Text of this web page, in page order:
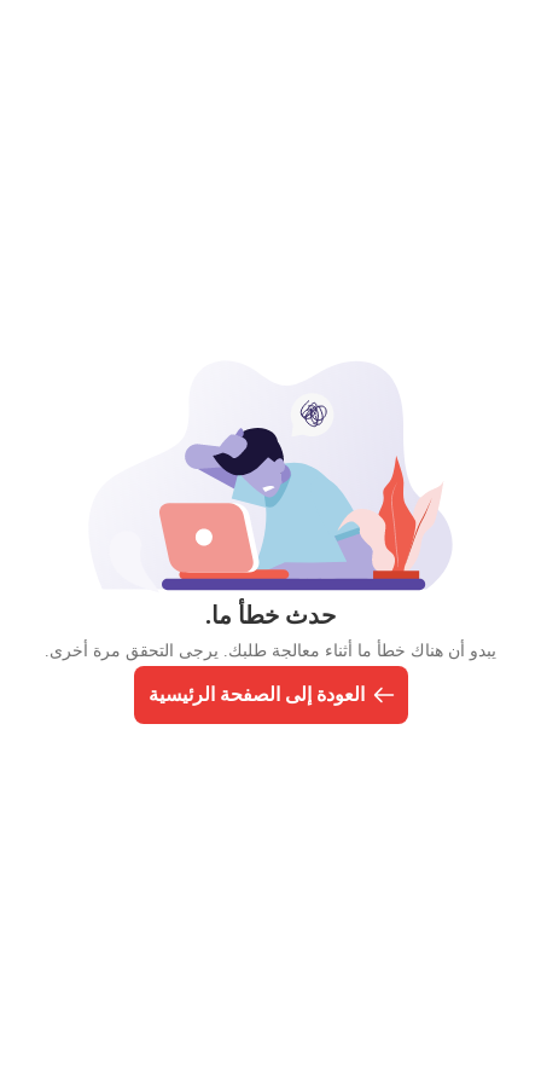
حدث خطأ ما.
يبدو أن هناك خطأ ما أثناء معالجة طلبك. يرجى التحقق مرة أخرى.
العودة إلى الصفحة الرئيسية